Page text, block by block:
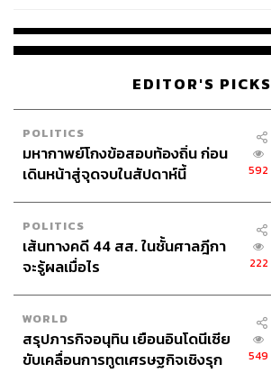
EDITOR'S PICKS
POLITICS
มหากาพย์โกงข้อสอบท้องถิ่น ก่อน
เดินหน้าสู่จุดจบในสัปดาห์นี้
592
POLITICS
เส้นทางคดี 44 สส. ในชั้นศาลฎีกา
จะรู้ผลเมื่อไร
222
WORLD
สรุปภารกิจอนุทิน เยือนอินโดนีเซีย
ขับเคลื่อนการทูตเศรษฐกิจเชิงรุก
549